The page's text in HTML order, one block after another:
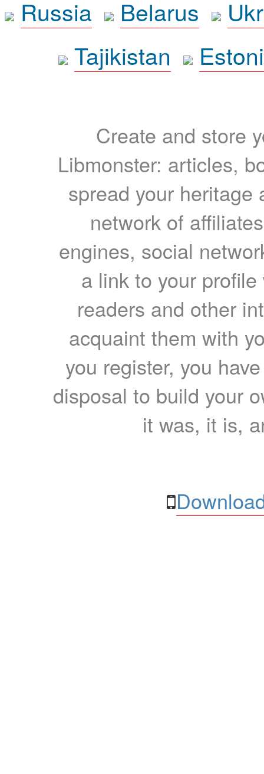
Russia
Belarus
Tajikistan
Create and store
Libmonster: articles,
spread your heritage
network of
engines, social
a link to your
readers and other
acquaint them with
you register, you
disposal to build your
it was, it is,